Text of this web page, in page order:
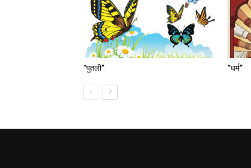
“पुतली” “धर्म”